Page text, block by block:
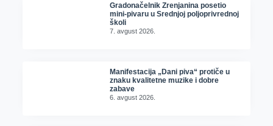
Gradonačelnik Zrenjanina posetio
mini-pivaru u Srednjoj poljoprivrednoj
školi
7. avgust 2026.
Manifestacija „Dani piva“ protiče u
znaku kvalitetne muzike i dobre
zabave
6. avgust 2026.